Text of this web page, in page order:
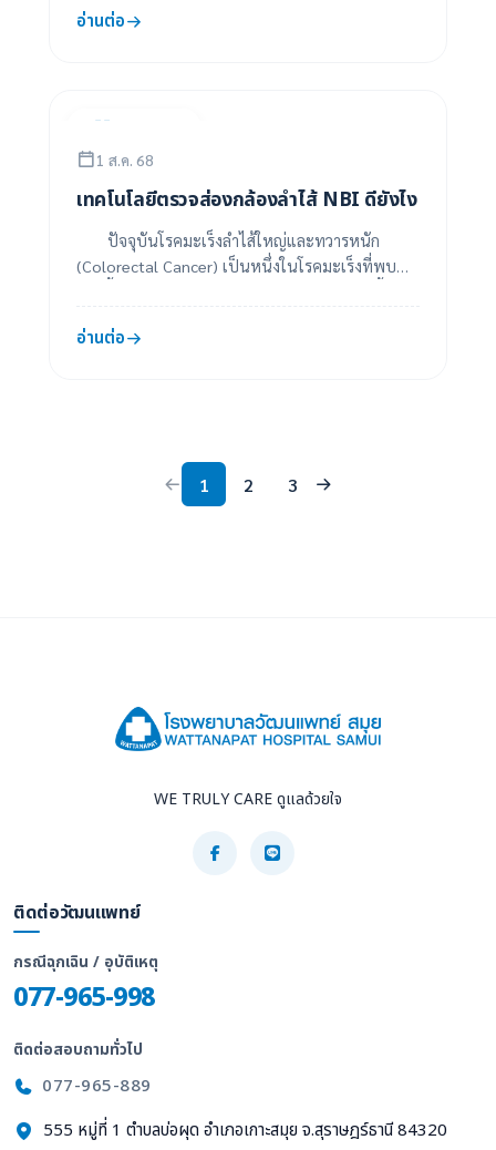
อ่านต่อ
คลินิกอายุรกรรม
1 ส.ค. 68
เทคโนโลยีตรวจส่องกล้องลำไส้ NBI ดียังไง
ปัจจุบันโรคมะเร็งลำไส้ใหญ่และทวารหนัก
(Colorectal Cancer) เป็นหนึ่งในโรคมะเร็งที่พบ
อ่านต่อ
1 2 3
WE TRULY CARE ดูแลด้วยใจ
ติดต่อวัฒนแพทย์
กรณีฉุกเฉิน / อุบัติเหตุ
077-965-998
ติดต่อสอบถามทั่วไป
077-965-889
555 หมู่ที่ 1 ตำบลบ่อผุด อำเภอเกาะสมุย จ.สุราษฎร์ธานี 84320